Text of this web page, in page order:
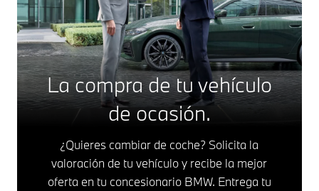
La compra de tu vehículo
de ocasión.
¿Quieres cambiar de coche? Solicita la
valoración de tu vehículo y recibe la mejor
oferta en tu concesionario BMW. Entrega tu